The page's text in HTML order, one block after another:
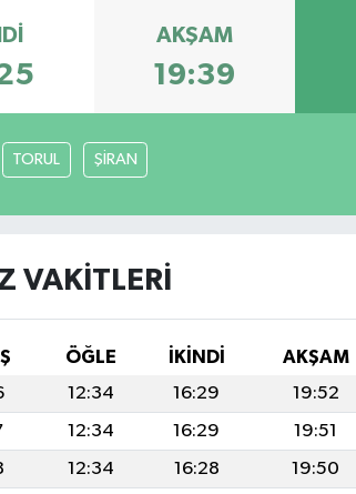
AKŞAM
19:39
TORUL ŞİRAN
VAKITLERI
ÖĞLE İKINDI AKŞAM
12:34 16:29 19:52
12:34 16:29 19:51
12:34 16:28 19:50